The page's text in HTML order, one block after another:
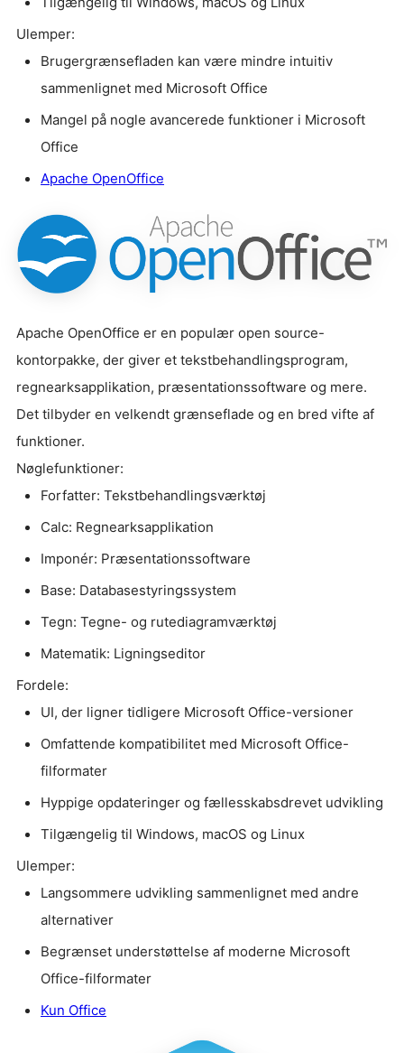
Ulemper:
Brugergrænsefladen kan være mindre intuitiv
sammenlignet med Microsoft Office
Mangel på nogle avancerede funktioner i Microsoft
Office
Apache OpenOffice
Apache OpenOffice er en populær open source-
kontorpakke, der giver et tekstbehandlingsprogram,
regnearksapplikation, præsentationssoftware og mere.
Det tilbyder en velkendt grænseflade og en bred vifte af
funktioner.
Nøglefunktioner:
Forfatter: Tekstbehandlingsværktøj
Calc: Regnearksapplikation
Imponér: Præsentationssoftware
Base: Databasestyringssystem
Tegn: Tegne- og rutediagramværktøj
Matematik: Ligningseditor
Fordele:
UI, der ligner tidligere Microsoft Office-versioner
Omfattende kompatibilitet med Microsoft Office-
filformater
Hyppige opdateringer og fællesskabsdrevet udvikling
Tilgængelig til Windows, macOS og Linux
Ulemper:
Langsommere udvikling sammenlignet med andre
alternativer
Begrænset understøttelse af moderne Microsoft
Office-filformater
Kun Office